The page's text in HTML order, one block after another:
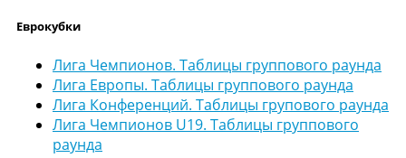
Еврокубки
Лига Чемпионов. Таблицы группового раунда
Лига Европы. Таблицы группового раунда
Лига Конференций. Таблицы групового раунда
Лига Чемпионов U19. Таблицы группового
раунда